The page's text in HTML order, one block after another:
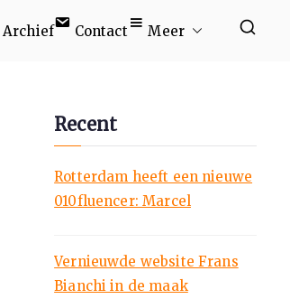
Archief Contact Meer
Recent
Rotterdam heeft een nieuwe
010fluencer: Marcel
Vernieuwde website Frans
Bianchi in de maak